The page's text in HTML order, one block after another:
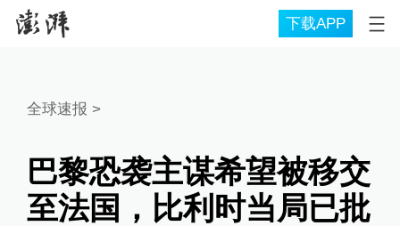
下载APP
全球速报 >
巴黎恐袭主谋希望被移交
至法国，比利时当局已批